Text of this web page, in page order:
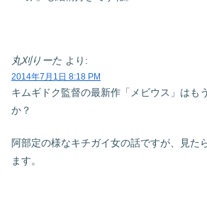
丸刈りーた より:
2014年7月1日 8:18 PM
キムギドク監督の最新作「メビウス」はも
か？
阿部定の様なキチガイ女の話ですが、見た
ます。